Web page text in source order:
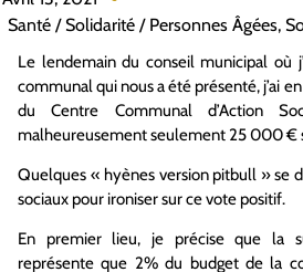
Santé / Solidarité / Personnes Âgées,
Le lendemain du conseil municipal où
communal qui nous a été présenté, j’ai
du Centre Communal d’Action
malheureusement seulement 25 000 €
Quelques « hyènes version pitbull » se
sociaux pour ironiser sur ce vote positif.
En premier lieu, je précise que la
représente que 2% du budget de la